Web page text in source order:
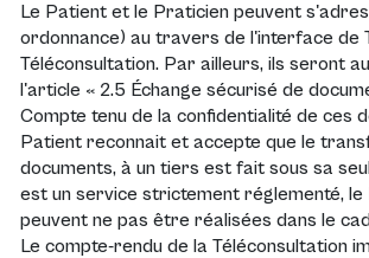
Le Patient et le Praticien peuvent
ordonnance) au travers de l'interface de
Téléconsultation. Par ailleurs, ils seront
l'article « 2.5 Échange sécurisé de
Compte tenu de la confidentialité de ces
Patient reconnait et accepte que le
documents, à un tiers est fait sous sa
est un service strictement réglementé,
peuvent ne pas être réalisées dans le
Le compte-rendu de la Téléconsultation